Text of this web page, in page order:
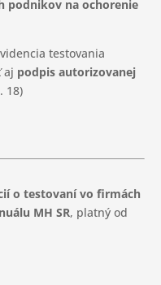
podnikov na ochorenie
testovania
aj podpis autorizovanej
18)
o testovaní vo firmách
MH SR, platný od